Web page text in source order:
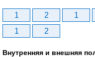
1 2 1
1
2
Внутренняя и внешняя